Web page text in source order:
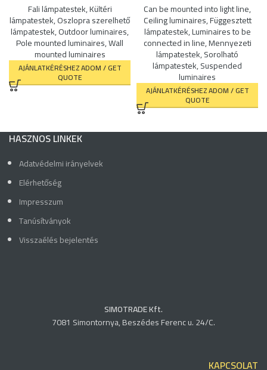
Fali lámpatestek,Kültéri
lámpatestek,Oszlopra szerelhető
lámpatestek,Outdoor luminaires,
Pole mounted luminaires,Wall
mounted luminaires
AJÁNLATKÉRÉSHEZ ADOM / GET
QUOTE
Can be mounted into light line,
Ceiling luminaires,Függesztett
lámpatestek,Luminaires to be
connected in line,Mennyezeti
lámpatestek,Sorolható
lámpatestek,Suspended
luminaires
AJÁNLATKÉRÉSHEZ ADOM / GET
QUOTE
HASZNOS LINKEK
Adatvédelmi irányelvek
Elérhetőség
Impresszum
Tanúsítványok
Visszaélés bejelentés
SIMOTRADE Kft.
7081 Simontornya, Beszédes Ferenc u. 24/C.
KAPCSOLAT